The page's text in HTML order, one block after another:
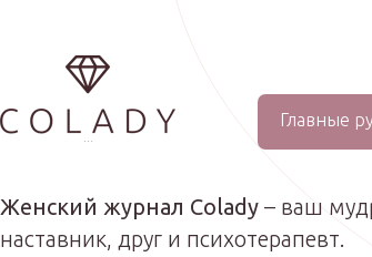
...
Главные
Женский журнал Colady – ваш
наставник, друг и психотерапевт.